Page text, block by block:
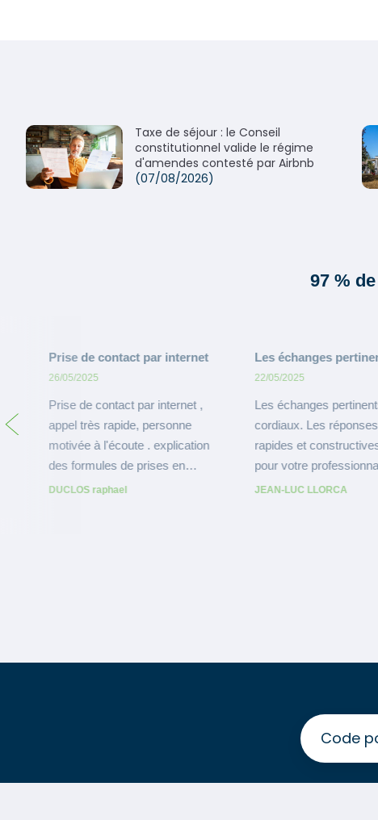
Taxe de séjour : le Conseil
constitutionnel valide le régime
d'amendes contesté par Airbnb
(07/08/2026)